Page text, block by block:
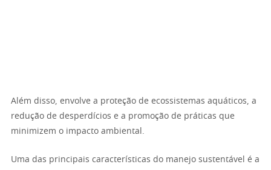
Além disso, envolve a proteção de ecossistemas aquáticos, a
redução de desperdícios e a promoção de práticas que
minimizem o impacto ambiental.
Uma das principais características do manejo sustentável é a